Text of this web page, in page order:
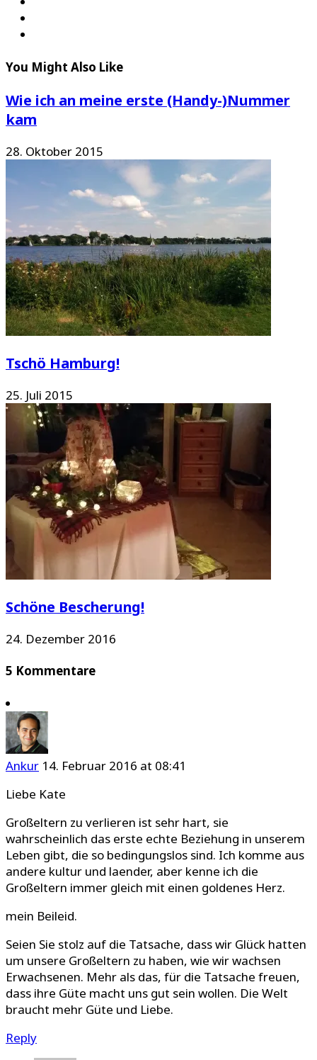
You Might Also Like
Wie ich an meine erste (Handy-)Nummer
kam
28. Oktober 2015
Tschö Hamburg!
25. Juli 2015
Schöne Bescherung!
24. Dezember 2016
5 Kommentare
Ankur 14. Februar 2016 at 08:41
Liebe Kate
Großeltern zu verlieren ist sehr hart, sie
wahrscheinlich das erste echte Beziehung in unserem
Leben gibt, die so bedingungslos sind. Ich komme aus
andere kultur und laender, aber kenne ich die
Großeltern immer gleich mit einen goldenes Herz.
mein Beileid.
Seien Sie stolz auf die Tatsache, dass wir Glück hatten
um unsere Großeltern zu haben, wie wir wachsen
Erwachsenen. Mehr als das, für die Tatsache freuen,
dass ihre Güte macht uns gut sein wollen. Die Welt
braucht mehr Güte und Liebe.
Reply